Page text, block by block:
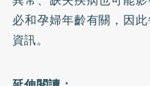
必和孕婦年齡有關，因
資訊。